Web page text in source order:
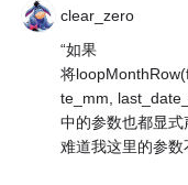
clear_zero
“如果
将
te_mm,
中的参数也都显式
难道我这里的参数